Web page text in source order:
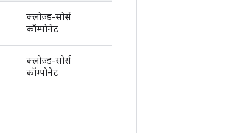
क्लोज़्ड-सोर्स
कॉम्पोनेंट
क्लोज़्ड-सोर्स
कॉम्पोनेंट